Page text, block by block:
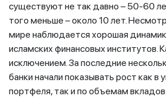
существуют не так давно – 50-60
того меньше – около 10 лет.
мире наблюдается хорошая
исламских финансовых институтов.
исключением. За последние
банки начали показывать рост как в
портфеля, так и по объемам